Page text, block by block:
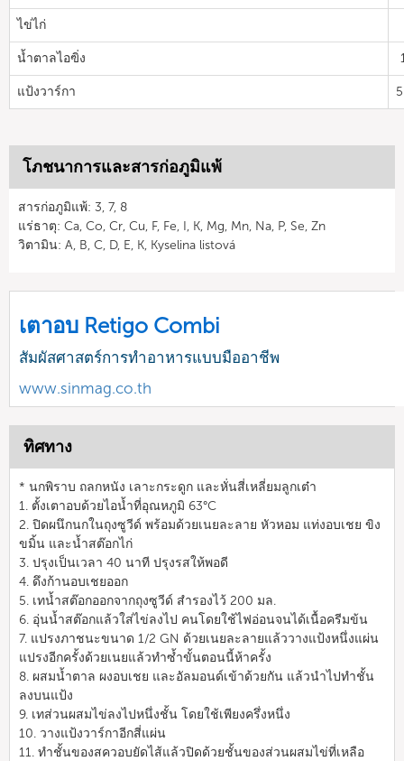
ไข่ไก่
น้ำตาลไอฃิ่ง
แป้งวาร์กา
โภชนาการและสารก่อภูมิแพ้
สารก่อภูมิแพ้: 3, 7, 8
แร่ธาตุ: Ca, Co, Cr, Cu, F, Fe, I, K, Mg, Mn, Na, P, Se, Zn
วิตามิน: A, B, C, D, E, K, Kyselina listová
เตาอบ Retigo Combi
สัมผัสศาสตร์การทำอาหารแบบมืออาชีพ
www.sinmag.co.th
ทิศทาง
* นกพิราบ ถลกหนัง เลาะกระดูก และหั่นสี่เหลี่ยมลูกเต๋า
1. ตั้งเตาอบด้วยไอน้ำที่อุณหภูมิ 63°C
2. ปิดผนึกนกในถุงซูวีด์ พร้อมด้วยเนยละลาย หัวหอม แท่งอบเชย ขิง
ขมิ้น และน้ำสต๊อกไก่
3. ปรุงเป็นเวลา 40 นาที ปรุงรสให้พอดี
4. ดึงก้านอบเชยออก
5. เทน้ำสต๊อกออกจากถุงซูวีด์ สำรองไว้ 200 มล.
6. อุ่นน้ำสต๊อกแล้วใส่ไข่ลงไป คนโดยใช้ไฟอ่อนจนได้เนื้อครีมข้น
7. แปรงภาชนะขนาด 1/2 GN ด้วยเนยละลายแล้ววางแป้งหนึ่งแผ่น
แปรงอีกครั้งด้วยเนยแล้วทำซ้ำขั้นตอนนี้ห้าครั้ง
8. ผสมน้ำตาล ผงอบเชย และอัลมอนด์เข้าด้วยกัน แล้วนำไปทำชั้น
ลงบนแป้ง
9. เทส่วนผสมไข่ลงไปหนึ่งชั้น โดยใช้เพียงครึ่งหนึ่ง
10. วางแป้งวาร์กาอีกสี่แผ่น
11. ทำชั้นของสควอบยัดไส้แล้วปิดด้วยชั้นของส่วนผสมไข่ที่เหลือ